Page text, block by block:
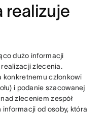
realizuje
dużo informacji
zlecenia.
członkowi
i podanie szacowanej
zleceniem zespół
od osoby, która